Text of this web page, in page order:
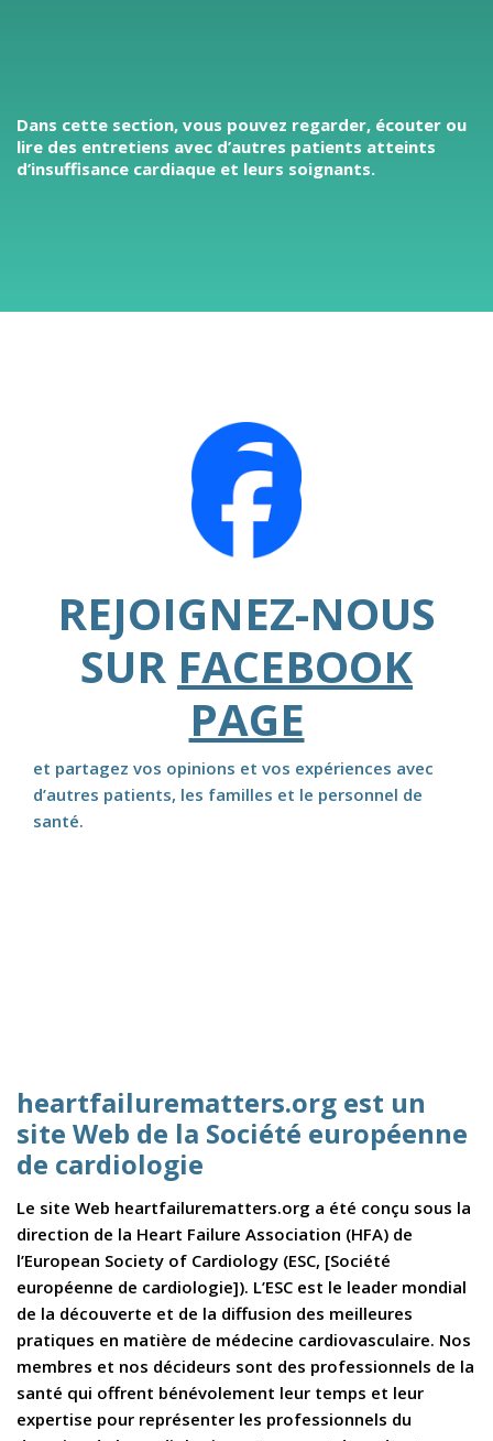
Dans cette section, vous pouvez regarder, écouter ou
lire des entretiens avec d’autres patients atteints
d’insuffisance cardiaque et leurs soignants.
REJOIGNEZ-NOUS
SUR FACEBOOK
PAGE
et partagez vos opinions et vos expériences avec
d’autres patients, les familles et le personnel de
santé.
heartfailurematters.org est un
site Web de la Société européenne
de cardiologie
Le site Web heartfailurematters.org a été conçu sous la
direction de la Heart Failure Association (HFA) de
l’European Society of Cardiology (ESC, [Société
européenne de cardiologie]). L’ESC est le leader mondial
de la découverte et de la diffusion des meilleures
pratiques en matière de médecine cardiovasculaire. Nos
membres et nos décideurs sont des professionnels de la
santé qui offrent bénévolement leur temps et leur
expertise pour représenter les professionnels du